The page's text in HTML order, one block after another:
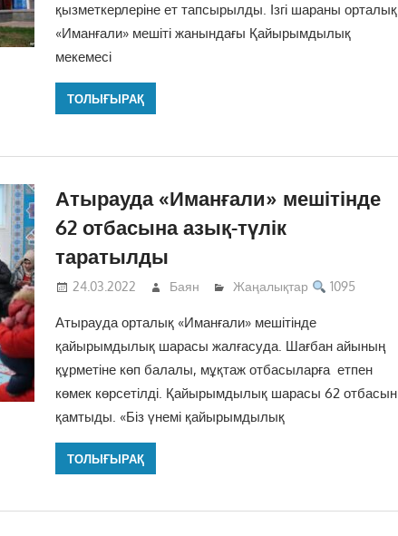
қызметкерлеріне ет тапсырылды. Ізгі шараны орталық
«Иманғали» мешіті жанындағы Қайырымдылық
мекемесі
ТОЛЫҒЫРАҚ
Атырауда «Иманғали» мешітінде
62 отбасына азық-түлік
таратылды
24.03.2022 Баян Жаңалықтар 1095
Атырауда орталық «Иманғали» мешітінде
қайырымдылық шарасы жалғасуда. Шағбан айының
құрметіне көп балалы, мұқтаж отбасыларға етпен
көмек көрсетілді. Қайырымдылық шарасы 62 отбасын
қамтыды. «Біз үнемі қайырымдылық
ТОЛЫҒЫРАҚ